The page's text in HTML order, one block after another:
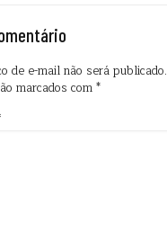
de e-mail não será publicado.
marcados com*